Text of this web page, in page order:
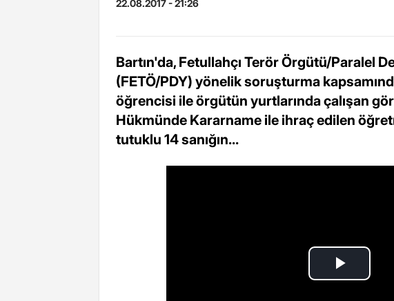
22.08.2017 - 21:26
Bartın'da, Fetullahçı Terör Örgütü/Paralel
(FETÖ/PDY) yönelik soruşturma
öğrencisi ile örgütün yurtlarında çalışan
Hükmünde Kararname ile ihraç edilen
tutuklu 14 sanığın...